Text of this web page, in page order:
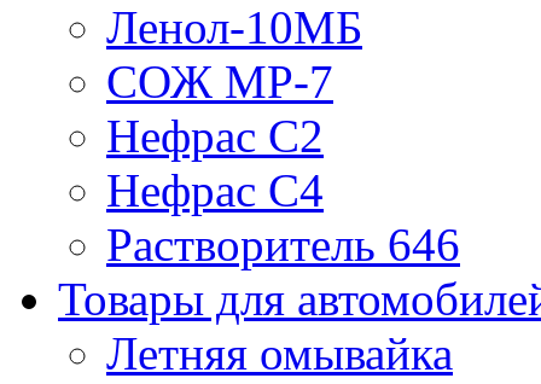
Ленол-10МБ
СОЖ МР-7
Нефрас С2
Нефрас С4
Растворитель 646
Товары для
Летняя омывайка